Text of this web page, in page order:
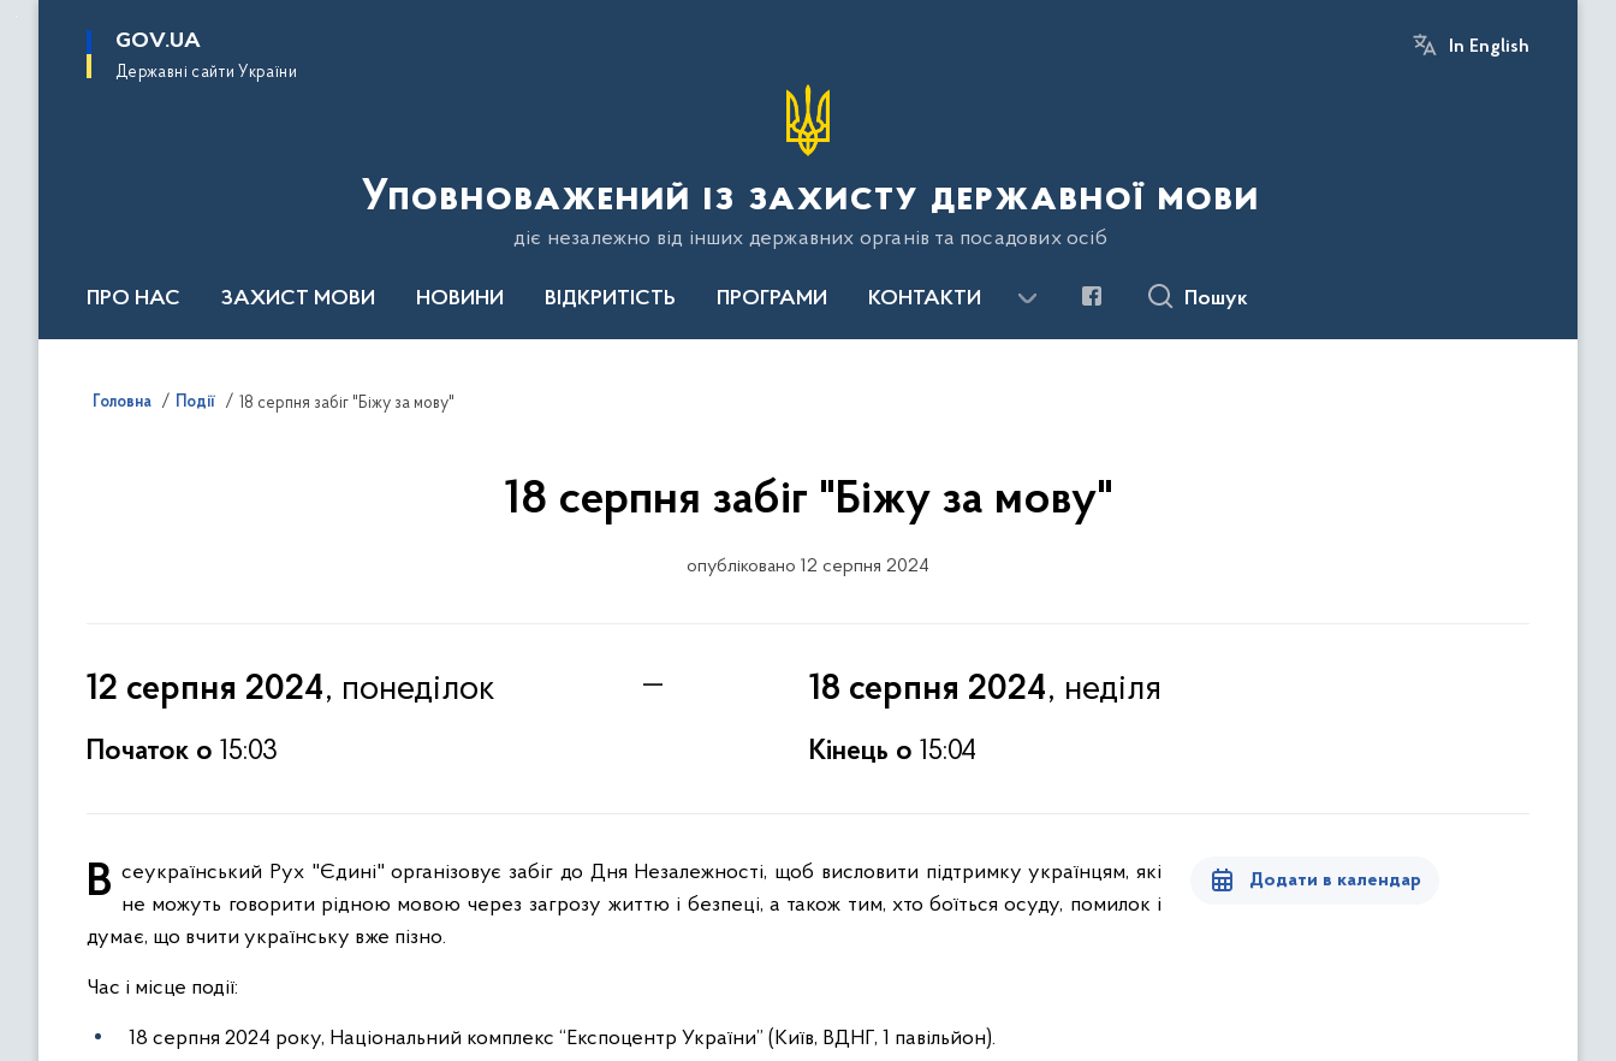
основного
GOV.UA
Державні сайти України
In English
Уповноважений із захисту державної мови
діє незалежно від інших державних органів та посадових осіб
ПРО НАС ЗАХИСТ МОВИ НОВИНИ ВІДКРИТІСТЬ ПРОГРАМИ КОНТАКТИ Пошук
Головна Події 18 серпня забіг "Біжу за мову"
18 серпня забіг "Біжу за мову"
опубліковано 12 серпня 2024
12 серпня 2024, понеділок
Початок о 15:03
— 18 серпня 2024, неділя
Кінець о 15:04
Всеукраїнський Рух "Єдині" організовує забіг до Дня Незалежності, щоб висловити підтримку українцям, які не можуть говорити рідною мовою через загрозу життю і безпеці, а також тим, хто боїться осуду, помилок і
думає, що вчити українську вже пізно.
Час і місце події:
18 серпня 2024 року, Національний комплекс “Експоцентр України” (Київ, ВДНГ, 1 павільйон).
Додати в календар